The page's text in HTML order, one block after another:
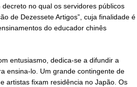
no qual os servidores públicos
de Dezessete Artigos”, cuja finalidade é
do educador chinês
entusiasmo, dedica-se a difundir a
ensina-lo. Um grande contingente de
artistas fixam residência no Japão. Os